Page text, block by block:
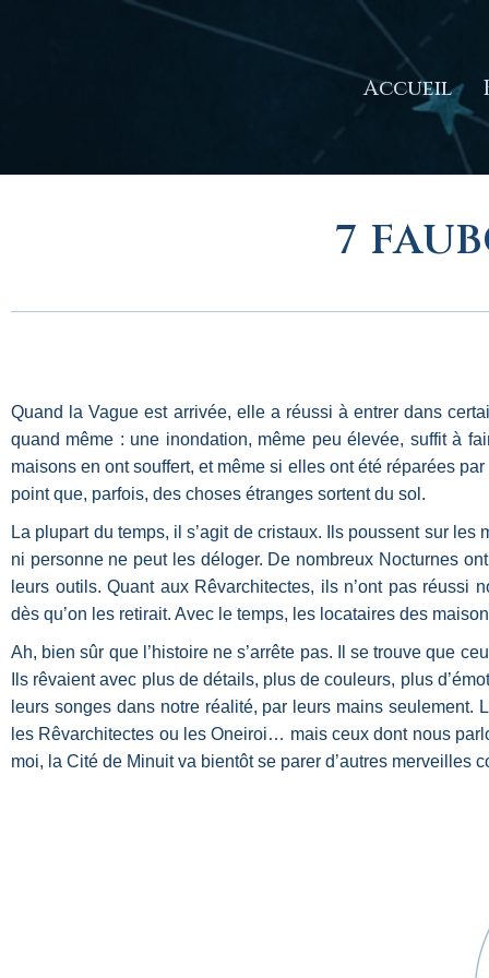
Accueil
7
Quand la Vague est arrivée, elle a réussi à entrer dans
quand même : une inondation, même peu élevée, suffit à
maisons en ont souffert, et même si elles ont été réparées
point que, parfois, des choses étranges sortent du sol.
La plupart du temps, il s’agit de cristaux. Ils poussent sur
ni personne ne peut les déloger. De nombreux Nocturnes
leurs outils. Quant aux Rêvarchitectes, ils n’ont pas
dès qu’on les retirait. Avec le temps, les locataires des
Ah, bien sûr que l’histoire ne s’arrête pas. Il se trouve que
Ils rêvaient avec plus de détails, plus de couleurs, plus
leurs songes dans notre réalité, par leurs mains
les Rêvarchitectes ou les Oneiroi… mais ceux dont nous
moi, la Cité de Minuit va bientôt se parer d’autres merveilles